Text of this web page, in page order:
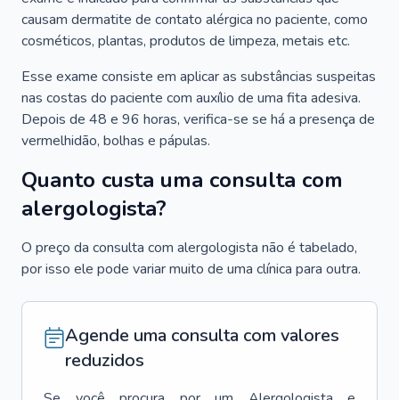
causam dermatite de contato alérgica no paciente, como
cosméticos, plantas, produtos de limpeza, metais etc.
Esse exame consiste em aplicar as substâncias suspeitas
nas costas do paciente com auxílio de uma fita adesiva.
Depois de 48 e 96 horas, verifica-se se há a presença de
vermelhidão, bolhas e pápulas.
Quanto custa uma consulta com
alergologista?
O preço da consulta com alergologista não é tabelado,
por isso ele pode variar muito de uma clínica para outra.
Agende uma consulta com valores
reduzidos